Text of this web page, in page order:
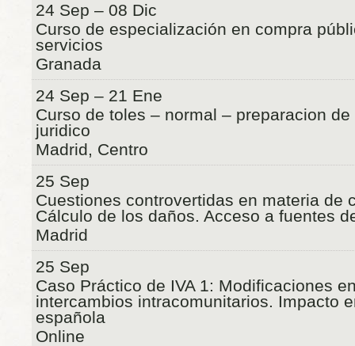
24 Sep – 08 Dic
Curso de especialización en compra
servicios
Granada
24 Sep – 21 Ene
Curso de toles – normal – preparacion
juridico
Madrid, Centro
25 Sep
Cuestiones controvertidas en materia de
Cálculo de los daños. Acceso a fuentes
Madrid
25 Sep
Caso Práctico de IVA 1: Modificaciones
intercambios intracomunitarios. Impacto
española
Online